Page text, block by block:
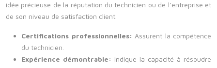
idée précieuse de la réputation du technicien ou de l’entreprise et
de son niveau de satisfaction client.
Certifications professionnelles: Assurent la compétence
du technicien.
Expérience démontrable: Indique la capacité à résoudre